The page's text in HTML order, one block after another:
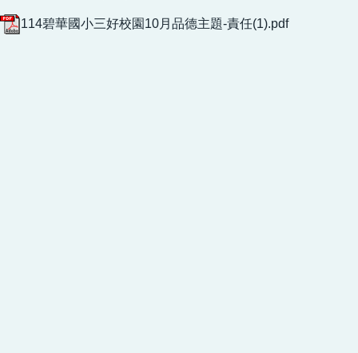
114碧華國小三好校園10月品德主題-責任(1).pdf